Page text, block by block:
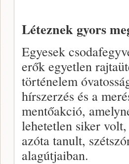
Léteznek gyors
Egyesek
erők egyetlen
történelem
hírszerzés és a
mentőakció,
lehetetlen siker
azóta tanult,
alagútjaiban.